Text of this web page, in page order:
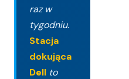
raz w
tygodniu.
Stacja
dokująca
Dell to